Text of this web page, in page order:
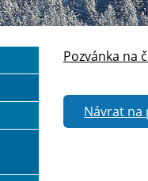
Pozvánka na
Návrat na